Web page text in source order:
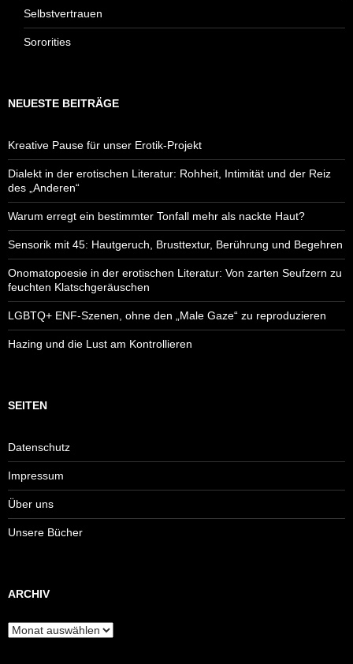
Selbstvertrauen
Sororities
NEUESTE BEITRÄGE
Kreative Pause für unser Erotik-Projekt
Dialekt in der erotischen Literatur: Rohheit, Intimität und der Reiz
des „Anderen“
Warum erregt ein bestimmter Tonfall mehr als nackte Haut?
Sensorik mit 45: Hautgeruch, Brusttextur, Berührung und Begehren
Onomatopoesie in der erotischen Literatur: Von zarten Seufzern zu
feuchten Klatschgeräuschen
LGBTQ+ ENF-Szenen, ohne den „Male Gaze“ zu reproduzieren
Hazing und die Lust am Kontrollieren
SEITEN
Datenschutz
Impressum
Über uns
Unsere Bücher
ARCHIV
Archiv